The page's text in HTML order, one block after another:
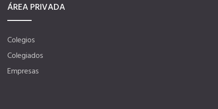
ÁREA PRIVADA
Colegios
Colegiados
Empresas